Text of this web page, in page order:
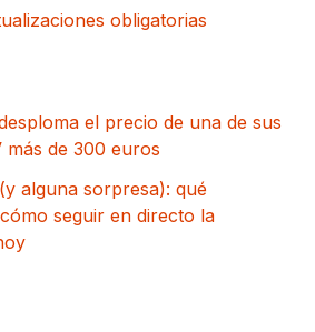
obligatorias
el precio de una de sus
más de 300 euros
alguna sorpresa): qué
seguir en directo la